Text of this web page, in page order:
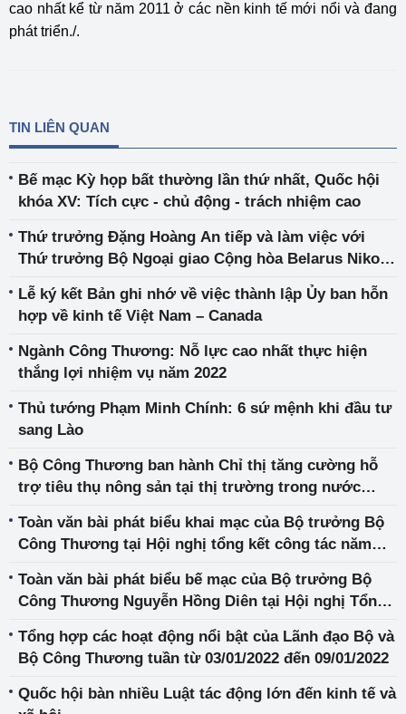
cao nhất kể từ năm 2011 ở các nền kinh tế mới nổi và đang
phát triển./.
TIN LIÊN QUAN
Bế mạc Kỳ họp bất thường lần thứ nhất, Quốc hội
khóa XV: Tích cực - chủ động - trách nhiệm cao
Thứ trưởng Đặng Hoàng An tiếp và làm việc với
Thứ trưởng Bộ Ngoại giao Cộng hòa Belarus Nikolai
Lễ ký kết Bản ghi nhớ về việc thành lập Ủy ban hỗn
hợp về kinh tế Việt Nam – Canada
Ngành Công Thương: Nỗ lực cao nhất thực hiện
thắng lợi nhiệm vụ năm 2022
Thủ tướng Phạm Minh Chính: 6 sứ mệnh khi đầu tư
sang Lào
Bộ Công Thương ban hành Chỉ thị tăng cường hỗ
trợ tiêu thụ nông sản tại thị trường trong nước
Toàn văn bài phát biểu khai mạc của Bộ trưởng Bộ
Công Thương tại Hội nghị tổng kết công tác năm
Toàn văn bài phát biểu bế mạc của Bộ trưởng Bộ
Công Thương Nguyễn Hồng Diên tại Hội nghị Tổng
2022 ngành Công Thương
Tổng hợp các hoạt động nổi bật của Lãnh đạo Bộ và
Bộ Công Thương tuần từ 03/01/2022 đến 09/01/2022
Quốc hội bàn nhiều Luật tác động lớn đến kinh tế và